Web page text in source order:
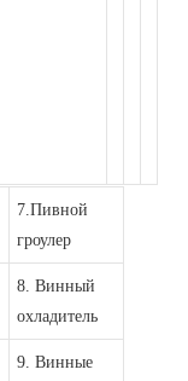
7.Пивной
гроулер
8. Винный
охладитель
9. Винные